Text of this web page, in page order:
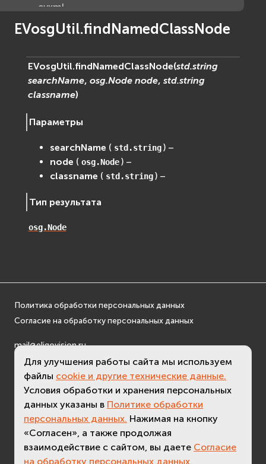
evxml
Граф Сцены (Scene Graph)
EVosg
EVosgAV
EVosgAnimation
EVosgGA
EVosgHMD
EVosgUtil
EVosgViewer
osg
osgGA
osgViewer
Фаиловая система (File System)
Сеть (Network)
EVremoted
EVosgUtil.findNamedClassNode
EVosgUtil.findNamedClassNode(std.string
searchName,osg.Node node,std.string
classname)
Параметры
searchName ( std.string ) –
node ( osg.Node ) –
classname ( std.string ) –
Тип результата
osg.Node
Политика обработки персональных данных
Согласие на обработку персональных данных
mail@eligovision.ru
+7 (495) 740 08 16
© ООО "ЭлигоВижн", 2005-2026
Для улучшения работы сайта мы используем
файлы cookie и другие технические данные.
Условия обработки и хранения персональных
данных указаны в Политике обработки
персональных данных. Нажимая на кнопку
«Согласен», а также продолжая
взаимодействие с сайтом, вы даете Согласие
на обработку персональных данных.